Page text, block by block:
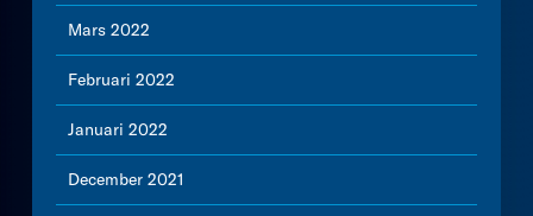
Mars 2022
Februari 2022
Januari 2022
December 2021